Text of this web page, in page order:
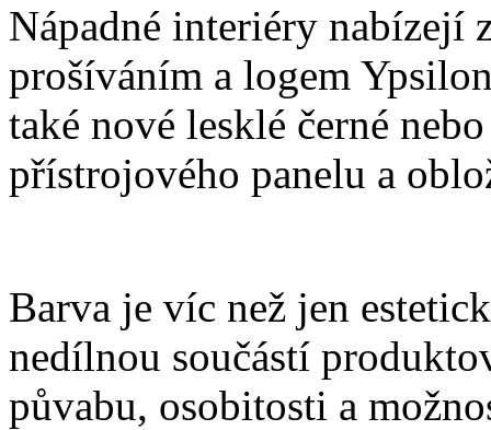
Nápadné interiéry nabízejí
prošíváním a logem
také nové lesklé černé
přístrojového panelu a
Barva je víc než jen
nedílnou součástí
půvabu, osobitosti a